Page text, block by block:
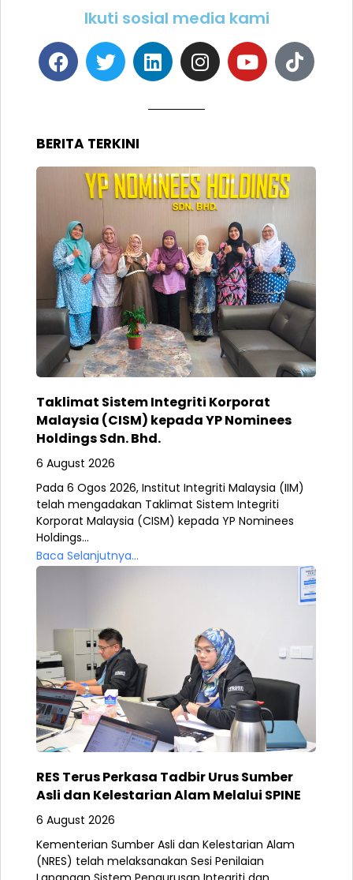
Ikuti sosial media kami
BERITA TERKINI
Taklimat Sistem Integriti Korporat
Malaysia (CISM) kepada YP Nominees
Holdings Sdn. Bhd.
6 August 2026
Pada 6 Ogos 2026, Institut Integriti Malaysia (IIM)
telah mengadakan Taklimat Sistem Integriti
Korporat Malaysia (CISM) kepada YP Nominees
Holdings...
Baca Selanjutnya...
RES Terus Perkasa Tadbir Urus Sumber
Asli dan Kelestarian Alam Melalui SPINE
6 August 2026
Kementerian Sumber Asli dan Kelestarian Alam
(NRES) telah melaksanakan Sesi Penilaian